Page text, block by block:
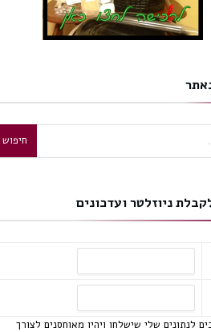
ניוזלטר ועדכונים
לנתונים שלי שישלחו ויהיו מאוחסנים לצורך